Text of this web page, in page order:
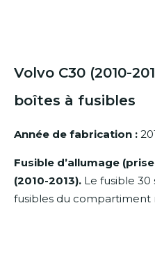
Volvo C30 (2010-
boîtes à fusibles
Année de fabrication :
Fusible d’allumage
(2010-2013). Le fusible 30
fusibles du compartiment